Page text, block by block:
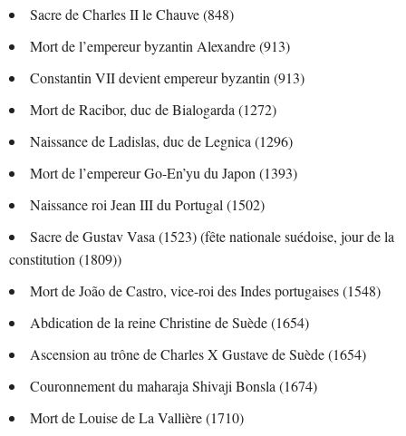
Sacre de Charles II le Chauve (848)
Mort de l’empereur byzantin Alexandre (913)
Constantin VII devient empereur byzantin (913)
Mort de Racibor, duc de Bialogarda (1272)
Naissance de Ladislas, duc de Legnica (1296)
Mort de l’empereur Go-En’yu du Japon (1393)
Naissance roi Jean III du Portugal (1502)
Sacre de Gustav Vasa (1523) (fête nationale suédoise, jour de la
constitution (1809))
Mort de João de Castro, vice-roi des Indes portugaises (1548)
Abdication de la reine Christine de Suède (1654)
Ascension au trône de Charles X Gustave de Suède (1654)
Couronnement du maharaja Shivaji Bonsla (1674)
Mort de Louise de La Vallière (1710)